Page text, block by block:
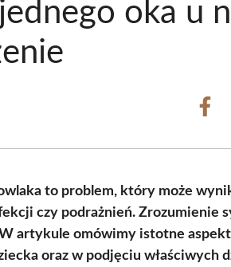
oka u
Share
to problem, który może
czy podrażnień. Zrozumienie
artykule omówimy istotne
oraz w podjęciu właściwych